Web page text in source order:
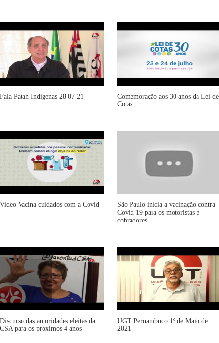
Fala Patah Indigenas 28 07 21
Comemoração aos 30 anos da Lei de
Cotas
Video Vacina cuidados com a Covid
São Paulo inicia a vacinação contra
Covid 19 para os motoristas e
cobradores
Discurso das autoridades eleitas da
CSA para os próximos 4 anos
UGT Pernambuco 1º de Maio de
2021